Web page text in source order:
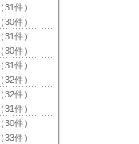
（31件）
（30件）
（31件）
（30件）
（31件）
（32件）
（32件）
（31件）
（30件）
（33件）